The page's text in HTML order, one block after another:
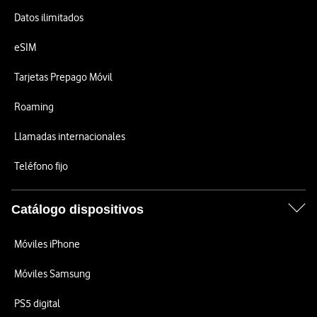
Datos ilimitados
eSIM
Tarjetas Prepago Móvil
Roaming
Llamadas internacionales
Teléfono fijo
Catálogo dispositivos
Móviles iPhone
Móviles Samsung
PS5 digital